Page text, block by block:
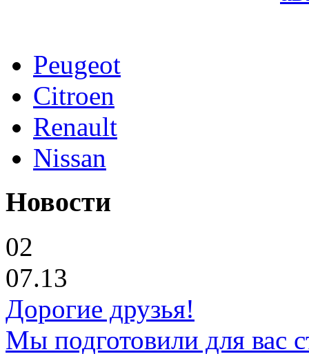
Peugeot
Citroen
Renault
Nissan
Новости
02
07.13
Дорогие друзья!
Мы подготовили для вас